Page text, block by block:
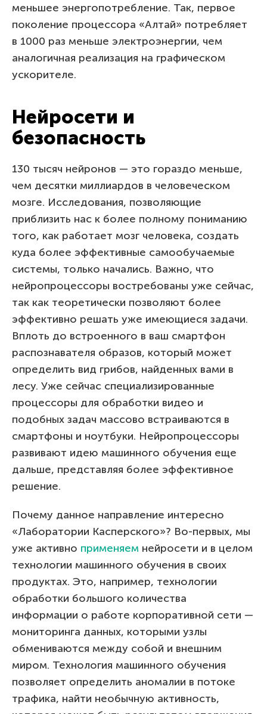
меньшее энергопотребление. Так, первое
поколение процессора «Алтай» потребляет
в 1000 раз меньше электроэнергии, чем
аналогичная реализация на графическом
ускорителе.
Нейросети и
безопасность
130 тысяч нейронов — это гораздо меньше,
чем десятки миллиардов в человеческом
мозге. Исследования, позволяющие
приблизить нас к более полному пониманию
того, как работает мозг человека, создать
куда более эффективные самообучаемые
системы, только начались. Важно, что
нейропроцессоры востребованы уже сейчас,
так как теоретически позволяют более
эффективно решать уже имеющиеся задачи.
Вплоть до встроенного в ваш смартфон
распознавателя образов, который может
определить вид грибов, найденных вами в
лесу. Уже сейчас специализированные
процессоры для обработки видео и
подобных задач массово встраиваются в
смартфоны и ноутбуки. Нейропроцессоры
развивают идею машинного обучения еще
дальше, представляя более эффективное
решение.
Почему данное направление интересно
«Лаборатории Касперского»? Во-первых, мы
уже активно применяем нейросети и в целом
технологии машинного обучения в своих
продуктах. Это, например, технологии
обработки большого количества
информации о работе корпоративной сети —
мониторинга данных, которыми узлы
обмениваются между собой и внешним
миром. Технология машинного обучения
позволяет определить аномалии в потоке
трафика, найти необычную активность,